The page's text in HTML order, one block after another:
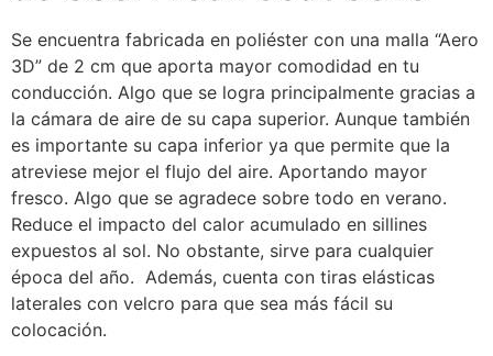
Se encuentra fabricada en poliéster con una malla “Aero
3D” de 2 cm que aporta mayor comodidad en tu
conducción. Algo que se logra principalmente gracias a
la cámara de aire de su capa superior. Aunque también
es importante su capa inferior ya que permite que la
atreviese mejor el flujo del aire. Aportando mayor
fresco. Algo que se agradece sobre todo en verano.
Reduce el impacto del calor acumulado en sillines
expuestos al sol. No obstante, sirve para cualquier
época del año. Además, cuenta con tiras elásticas
laterales con velcro para que sea más fácil su
colocación.